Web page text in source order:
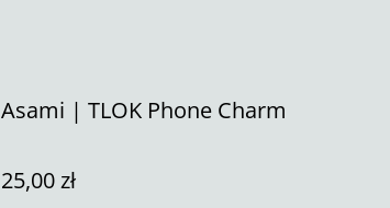
Asami | TLOK Phone Charm
25,00 zł